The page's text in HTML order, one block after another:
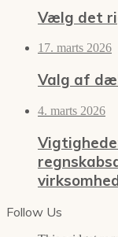
Vælg det
17. marts 2026
Valg af
4. marts 2026
Follow Us